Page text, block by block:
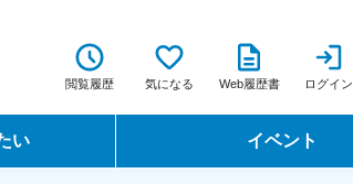
閲覧履歴 気になる Web履歴書 ログイン
い イベント